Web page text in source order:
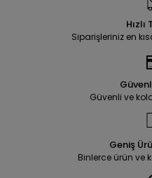
Siparişleriniz en
Güvenli ve
Geniş
Binlerce ürün ve